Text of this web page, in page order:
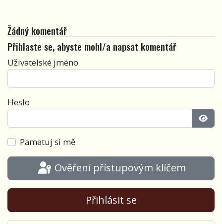
Žádný komentář
Přihlaste se, abyste mohl/a napsat komentář
Uživatelské jméno
Heslo
Pamatuj si mě
Ověření přístupovým klíčem
Přihlásit se